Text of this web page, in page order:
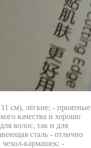
см), лёгкие; - приятные
качества и хорошо
волос, так и для
сталь - отлично
чехол-кармашек; -